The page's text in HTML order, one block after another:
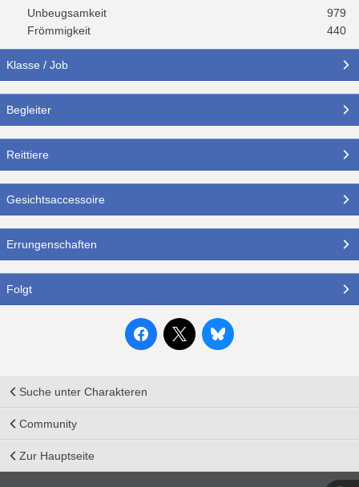
Unbeugsamkeit
979
Frömmigkeit
440
Klasse / Job
Begleiter
Reittiere
Gesichtsaccessoire
Errungenschaften
Folgt
Suche unter Charakteren
Community
Zur Hauptseite